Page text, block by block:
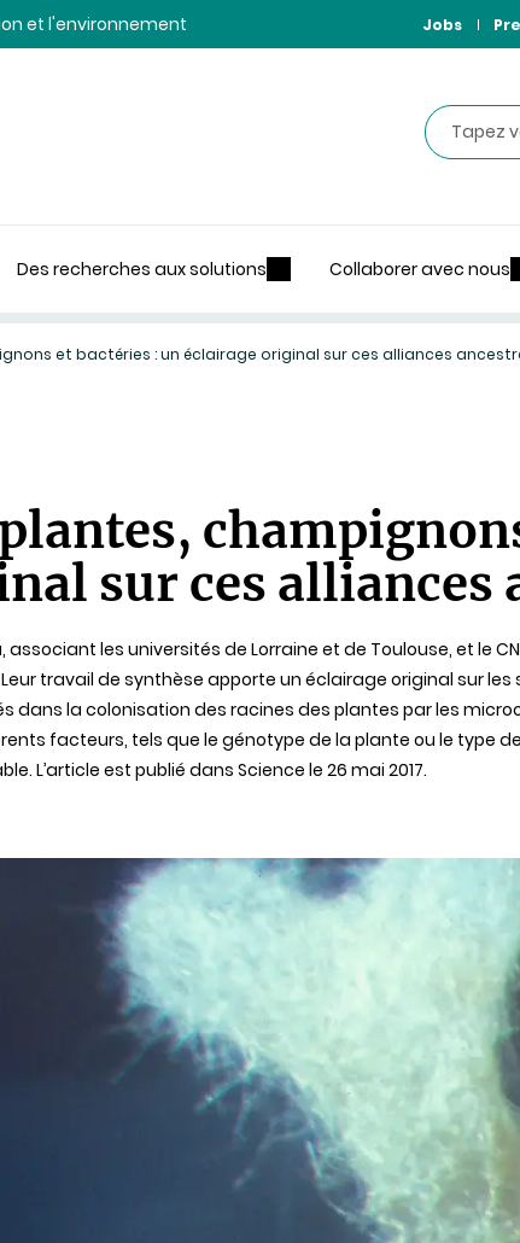
et l'environnement Jobs
Rechercher
Des recherches aux solutions Collaborer avec nous
et bactéries : un éclairage original sur ces alliances
sur ces alliances
associant les universités de Lorraine et de Toulouse, et le
travail de synthèse apporte un éclairage original sur
dans la colonisation des racines des plantes par les
facteurs, tels que le génotype de la plante ou le type
L’article est publié dans Science le 26 mai 2017.